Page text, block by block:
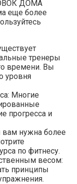
ДОМА
еще более
тренеры
времени. Вы
уровня
Многие
прогресса и
вам нужна более
по фитнесу.
весом:
принципы